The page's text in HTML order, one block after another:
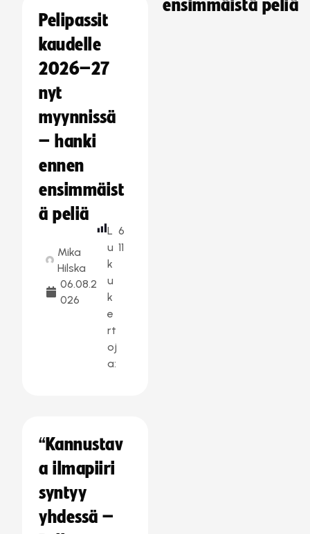
Pelipassit
kaudelle
2026–27
nyt
myynnissä
– hanki
ennen
ensimmäist
ä peliä
Mika
Hilska
06.08.2
026
L
u
k
u
k
e
rt
oj
a:
6
11
“Kannustav
a ilmapiiri
syntyy
yhdessä –
ensimmäistä peliä